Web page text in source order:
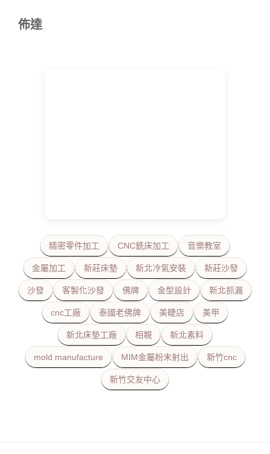
佈達
精密零件加工 CNC銑床加工 音樂教室
金屬加工 新莊床墊 新北冷氣安裝 新莊沙發
沙發 客製化沙發 佛牌 金型設計 新北抓漏
cnc工廠 泰國老佛牌 美睫店 美甲
新北床墊工廠 相親 新北素料
mold manufacture MIM金屬粉末射出 新竹cnc
新竹交友中心